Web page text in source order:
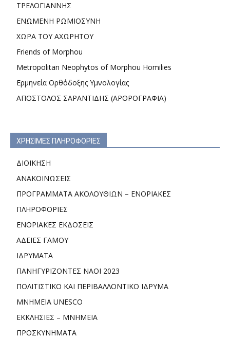
ΤΡΕΛΟΓΙΑΝΝΗΣ
ΕΝΩΜΕΝΗ ΡΩΜΙΟΣΥΝΗ
ΧΩΡΑ ΤΟΥ ΑΧΩΡΗΤΟΥ
Friends of Morphou
Metropolitan Neophytos of Morphou Homilies
Ερμηνεία Ορθόδοξης Υμνολογίας
ΑΠΟΣΤΟΛΟΣ ΣΑΡΑΝΤΙΔΗΣ (ΑΡΘΡΟΓΡΑΦΙΑ)
ΧΡΗΣΙΜΕΣ ΠΛΗΡΟΦΟΡΙΕΣ
ΔΙΟΙΚΗΣΗ
ΑΝΑΚΟΙΝΩΣΕΙΣ
ΠΡΟΓΡΑΜΜΑΤΑ ΑΚΟΛΟΥΘΙΩΝ – ΕΝΟΡΙΑΚΕΣ
ΠΛΗΡΟΦΟΡΙΕΣ
ΕΝΟΡΙΑΚΕΣ ΕΚΔΟΣΕΙΣ
ΑΔΕΙΕΣ ΓΑΜΟΥ
ΙΔΡΥΜΑΤΑ
ΠΑΝΗΓΥΡΙΖΟΝΤΕΣ ΝΑΟΙ 2023
ΠΟΛΙΤΙΣΤΙΚΟ ΚΑΙ ΠΕΡΙΒΑΛΛΟΝΤΙΚΟ ΙΔΡΥΜΑ
ΜΝΗΜΕΙΑ UNESCO
ΕΚΚΛΗΣΙΕΣ – ΜΝΗΜΕΙΑ
ΠΡΟΣΚΥΝΗΜΑΤΑ